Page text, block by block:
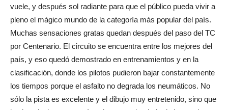
vuele, y después sol radiante para que el público pueda vivir a
pleno el mágico mundo de la categoría más popular del país.
Muchas sensaciones gratas quedan después del paso del TC
por Centenario. El circuito se encuentra entre los mejores del
país, y eso quedó demostrado en entrenamientos y en la
clasificación, donde los pilotos pudieron bajar constantemente
los tiempos porque el asfalto no degrada los neumáticos. No
sólo la pista es excelente y el dibujo muy entretenido, sino que